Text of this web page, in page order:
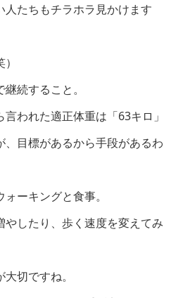
人たちもチラホラ見かけます
続すること。
われた適正体重は「63キロ」
目標があるから手段があるわ
ーキングと食事。
したり、歩く速度を変えてみ
切ですね。